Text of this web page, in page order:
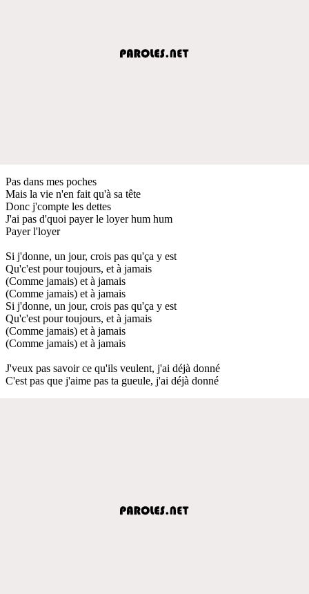
Pas dans mes poches
Mais la vie n'en fait qu'à sa tête
Donc j'compte les dettes
J'ai pas d'quoi payer le loyer hum hum
Payer l'loyer
Si j'donne, un jour, crois pas qu'ça y est
Qu'c'est pour toujours, et à jamais
(Comme jamais) et à jamais
(Comme jamais) et à jamais
Si j'donne, un jour, crois pas qu'ça y est
Qu'c'est pour toujours, et à jamais
(Comme jamais) et à jamais
(Comme jamais) et à jamais
J'veux pas savoir ce qu'ils veulent, j'ai déjà donné
C'est pas que j'aime pas ta gueule, j'ai déjà donné